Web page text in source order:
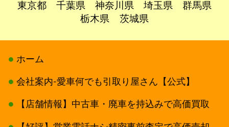
東京都
千葉県 神奈川県 埼玉県
群馬県
栃木県
茨城県
ホーム
会社案内-愛車何でも引取り屋さん【公式】
【店舗情報】中古車・廃車を持込みで高価買取